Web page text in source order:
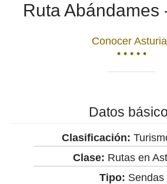
Ruta Abándames
Conocer
• • • • •
Datos
Clasificación:
Clase: Rutas en
Tipo: Sendas